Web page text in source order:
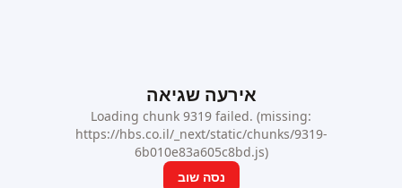
אירעה שגיאה
Loading chunk 9319 failed. (missing:
https://hbs.co.il/_next/static/chunks/9319-
6b010e83a605c8bd.js)